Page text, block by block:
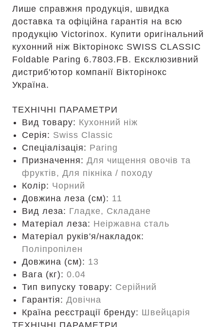
Лише справжня продукція, швидка
доставка та офіційна гарантія на всю
продукцію Victorinox. Купити оригінальний
кухонний ніж Вікторінокс SWISS CLASSIC
Foldable Paring 6.7803.FB. Ексклюзивний
дистриб'ютор компанії Вікторінокс
Україна.
ТЕХНІЧНІ ПАРАМЕТРИ
Вид товару: Кухонний ніж
Серія: Swiss Classic
Спеціалізація: Paring
Призначення: Для чищення овочів та
фруктів, Для пікніка / походу
Колір: Чорний
Довжина леза (см): 11
Вид леза: Гладке, Складане
Матеріал леза: Неіржавна сталь
Матеріал руків'я/накладок:
Поліпропілен
Довжина (cм): 13
Вага (кг): 0.04
Тип випуску товару: Серійний
Гарантія: Довічна
Країна реєстрації бренду: Швейцарія
ТЕХНІЧНІ ПАРАМЕТРИ